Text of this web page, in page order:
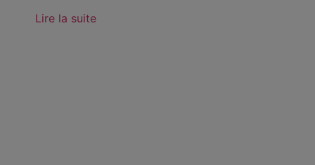
Lire la suite